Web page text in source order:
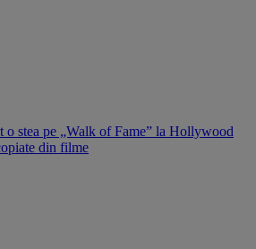
o stea pe „Walk of Fame” la Hollywood
din filme